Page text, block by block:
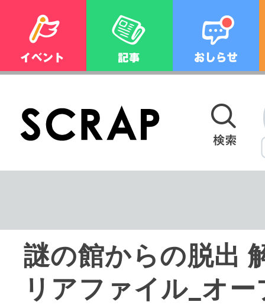
謎の館からの脱出
リアファイル_オ